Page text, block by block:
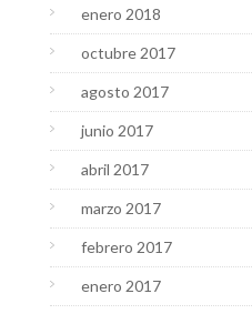
enero 2018
octubre 2017
agosto 2017
junio 2017
abril 2017
marzo 2017
febrero 2017
enero 2017